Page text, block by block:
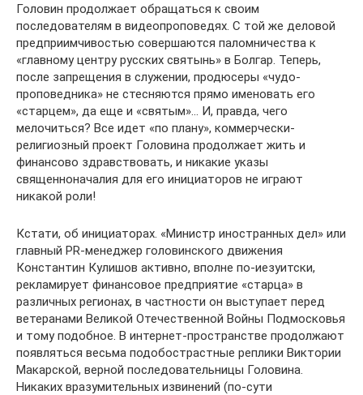
Головин продолжает обращаться к своим
последователям в видеопроповедях. С той же деловой
предприимчивостью совершаются паломничества к
«главному центру русских святынь» в Болгар. Теперь,
после запрещения в служении, продюсеры «чудо-
проповедника» не стесняются прямо именовать его
«старцем», да еще и «святым»… И, правда, чего
мелочиться? Все идет «по плану», коммерчески-
религиозный проект Головина продолжает жить и
финансово здравствовать, и никакие указы
священноначалия для его инициаторов не играют
никакой роли!
Кстати, об инициаторах. «Министр иностранных дел» или
главный PR-менеджер головинского движения
Константин Кулишов активно, вполне по-иезуитски,
рекламирует финансовое предприятие «старца» в
различных регионах, в частности он выступает перед
ветеранами Великой Отечественной Войны Подмосковья
и тому подобное. В интернет-пространстве продолжают
появляться весьма подобострастные реплики Виктории
Макарской, верной последовательницы Головина.
Никаких вразумительных извинений (по-сути